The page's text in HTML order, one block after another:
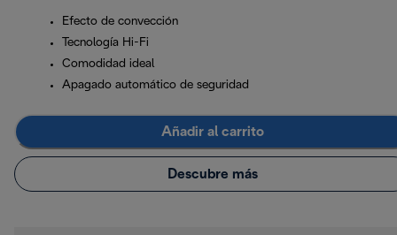
Efecto de convección
Tecnología Hi-Fi
Comodidad ideal
Apagado automático de seguridad
Añadir al carrito
Descubre más